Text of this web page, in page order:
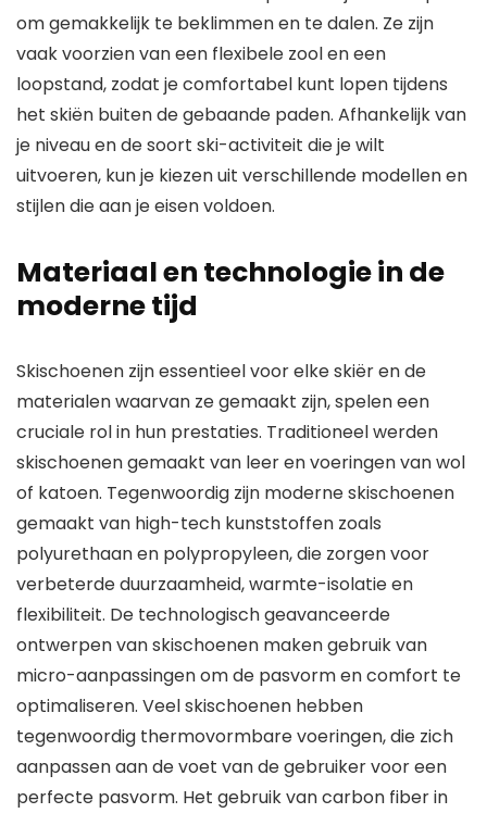
om gemakkelijk te beklimmen en te dalen. Ze zijn
vaak voorzien van een flexibele zool en een
loopstand, zodat je comfortabel kunt lopen tijdens
het skiën buiten de gebaande paden. Afhankelijk van
je niveau en de soort ski-activiteit die je wilt
uitvoeren, kun je kiezen uit verschillende modellen en
stijlen die aan je eisen voldoen.
Materiaal en technologie in de
moderne tijd
Skischoenen zijn essentieel voor elke skiër en de
materialen waarvan ze gemaakt zijn, spelen een
cruciale rol in hun prestaties. Traditioneel werden
skischoenen gemaakt van leer en voeringen van wol
of katoen. Tegenwoordig zijn moderne skischoenen
gemaakt van high-tech kunststoffen zoals
polyurethaan en polypropyleen, die zorgen voor
verbeterde duurzaamheid, warmte-isolatie en
flexibiliteit. De technologisch geavanceerde
ontwerpen van skischoenen maken gebruik van
micro-aanpassingen om de pasvorm en comfort te
optimaliseren. Veel skischoenen hebben
tegenwoordig thermovormbare voeringen, die zich
aanpassen aan de voet van de gebruiker voor een
perfecte pasvorm. Het gebruik van carbon fiber in